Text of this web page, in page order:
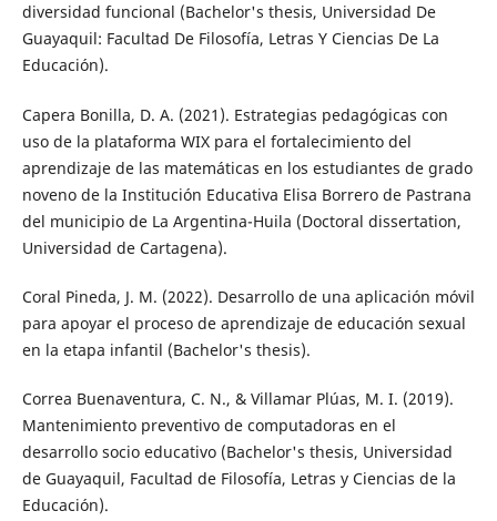
diversidad funcional (Bachelor's thesis, Universidad De
Guayaquil: Facultad De Filosofía, Letras Y Ciencias De La
Educación).
Capera Bonilla, D. A. (2021). Estrategias pedagógicas con
uso de la plataforma WIX para el fortalecimiento del
aprendizaje de las matemáticas en los estudiantes de grado
noveno de la Institución Educativa Elisa Borrero de Pastrana
del municipio de La Argentina-Huila (Doctoral dissertation,
Universidad de Cartagena).
Coral Pineda, J. M. (2022). Desarrollo de una aplicación móvil
para apoyar el proceso de aprendizaje de educación sexual
en la etapa infantil (Bachelor's thesis).
Correa Buenaventura, C. N., & Villamar Plúas, M. I. (2019).
Mantenimiento preventivo de computadoras en el
desarrollo socio educativo (Bachelor's thesis, Universidad
de Guayaquil, Facultad de Filosofía, Letras y Ciencias de la
Educación).